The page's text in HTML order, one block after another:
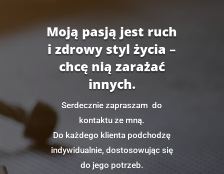
Moją pasją jest ruch
i zdrowy styl życia –
chcę nią zarażać
innych.
Serdecznie zapraszam do
kontaktu ze mną.
Do każdego klienta podchodzę
indywidualnie, dostosowując się
do jego potrzeb.